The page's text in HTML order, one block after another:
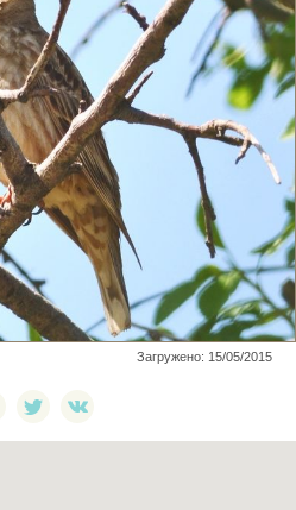
Загружено: 15/05/2015